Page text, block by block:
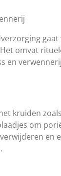
omvat
en
kruiden
om
en